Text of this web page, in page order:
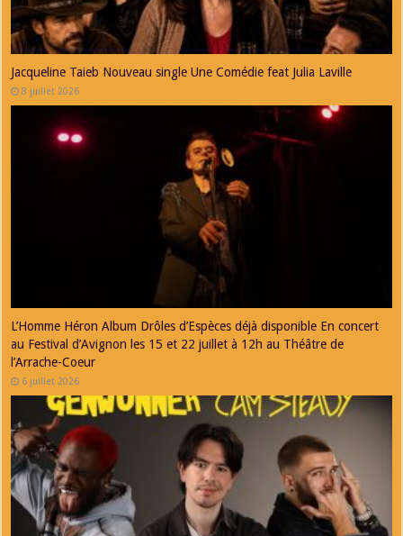
Jacqueline Taieb Nouveau single Une Comédie feat Julia Laville
8 juillet 2026
L’Homme Héron Album Drôles d’Espèces déjà disponible En concert
au Festival d’Avignon les 15 et 22 juillet à 12h au Théâtre de
l’Arrache-Coeur
6 juillet 2026